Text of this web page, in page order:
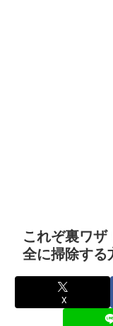
これぞ裏ワ
全に掃除する
X